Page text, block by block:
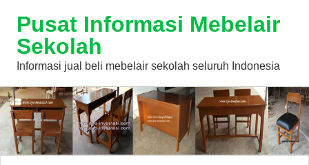
Pusat Informasi Mebelair
Sekolah
Informasi jual beli mebelair sekolah seluruh Indonesia